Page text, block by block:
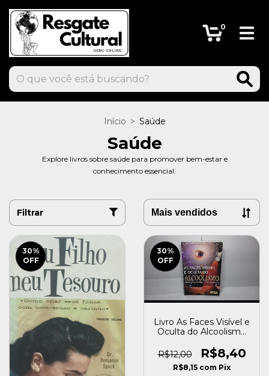
0
Início > Saúde
Saúde
Explore livros sobre saúde para promover bem-estar e
conhecimento essencial.
Filtrar
30%
OFF
30%
OFF
Livro As Faces Visível e
Oculta do Alcoolismo
Psicológico Social e
Espiritual) Elizabeth
Barbosa de Carvalo
R$12,00 R$8,40
R$8,15 com Pix